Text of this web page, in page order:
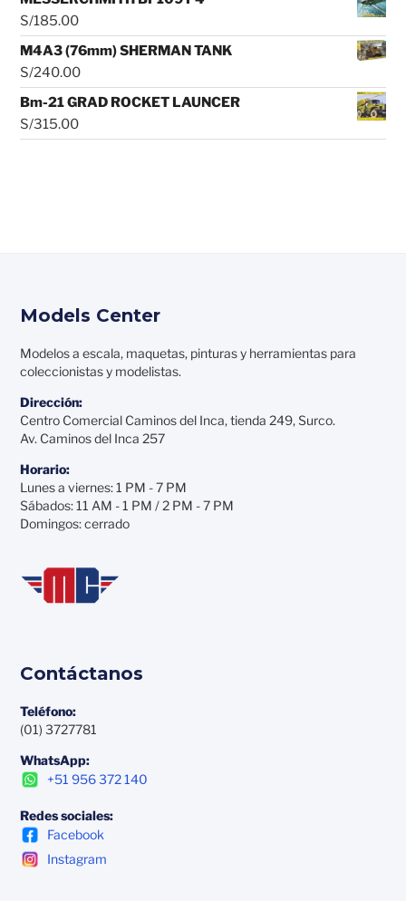
S/185.00
M4A3 (76mm) SHERMAN TANK
S/240.00
Bm-21 GRAD ROCKET LAUNCER
S/315.00
Models Center
Modelos a escala, maquetas, pinturas y herramientas para
coleccionistas y modelistas.
Dirección:
Centro Comercial Caminos del Inca, tienda 249, Surco.
Av. Caminos del Inca 257
Horario:
Lunes a viernes: 1 PM - 7 PM
Sábados: 11 AM - 1 PM / 2 PM - 7 PM
Domingos: cerrado
Contáctanos
Teléfono:
(01) 3727781
WhatsApp:
+51 956 372 140
Redes sociales:
Facebook
Instagram